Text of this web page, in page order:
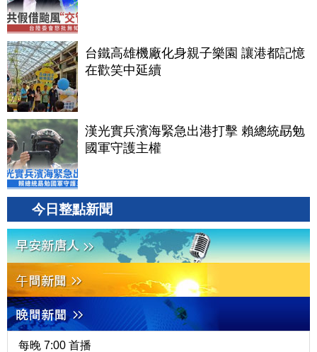
台鐵高雄機廠化身親子樂園 讓港都記憶
在歡笑中延續
漢光實兵濱海緊急出港打擊 賴總統勗勉
國軍守護主權
今日整點新聞
每晚 7:00 首播